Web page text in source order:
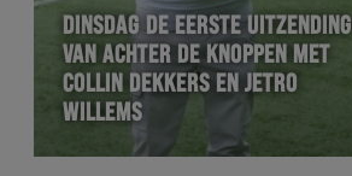
DINSDAG DE EERSTE UITZENDING
VAN ACHTER DE KNOPPEN MET
COLLIN DEKKERS EN JETRO
WILLEMS